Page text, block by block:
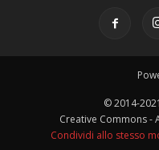
© 2014-
Creative Commons -
Condividi allo stesso